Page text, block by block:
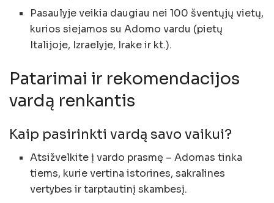
Pasaulyje veikia daugiau nei 100 šventųjų vietų,
kurios siejamos su Adomo vardu (pietų
Italijoje, Izraelyje, Irake ir kt.).
Patarimai ir rekomendacijos
vardą renkantis
Kaip pasirinkti vardą savo vaikui?
Atsižvelkite į vardo prasmę – Adomas tinka
tiems, kurie vertina istorines, sakralines
vertybes ir tarptautinį skambesį.